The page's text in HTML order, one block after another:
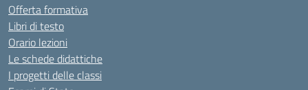
Offerta formativa
Libri di testo
Orario lezioni
Le schede didattiche
I progetti delle classi